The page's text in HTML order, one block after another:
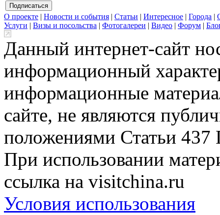
О проекте | Новости и события | Статьи | Интересное | Города |
Услуги | Визы и посольства | Фотогалереи | Видео | Форум |
Данный интернет-сайт
информационный
информационные
сайте, не являются
положениями Статьи 437
При использовании
ссылка на visitchina.ru
Условия использования